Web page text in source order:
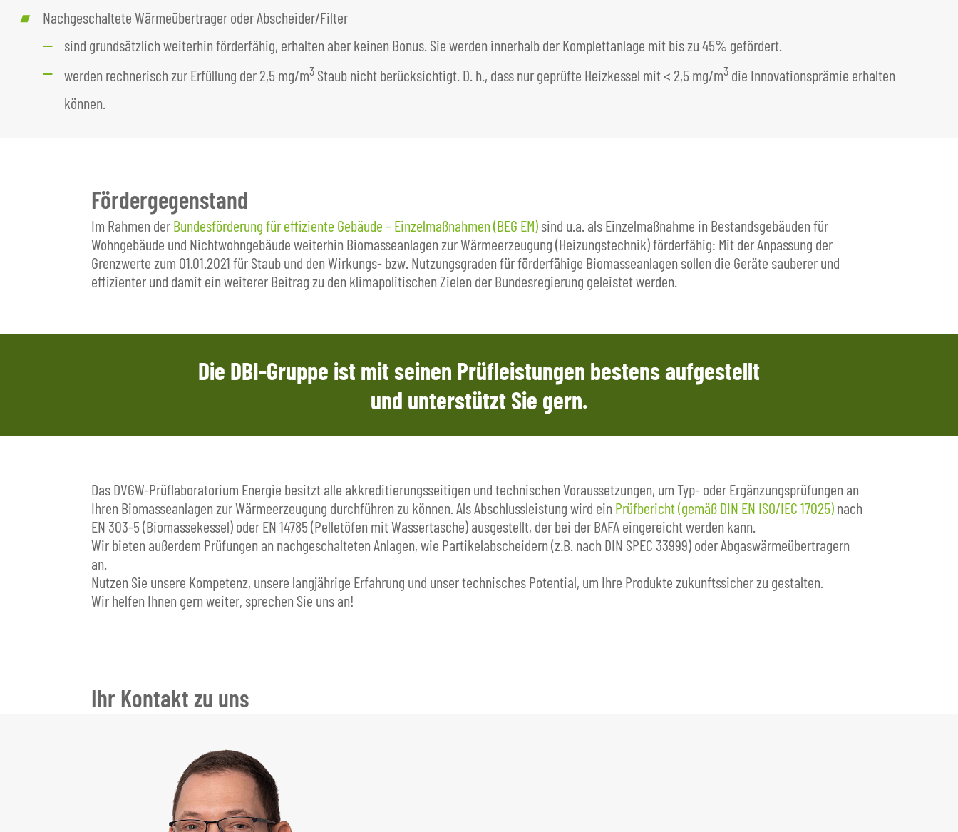
Nachgeschaltete Wärmeübertrager oder Abscheider/Filter
sind grundsätzlich weiterhin förderfähig, erhalten aber keinen Bonus. Sie werden innerhalb der Komplettanlage mit bis zu 45% gefördert.
werden rechnerisch zur Erfüllung der 2,5 mg/m3 Staub nicht berücksichtigt. D. h., dass nur geprüfte Heizkessel mit < 2,5 mg/m3 die Innovationsprämie erhalten
können.
Fördergegenstand
Im Rahmen derBundesförderung für effiziente Gebäude – Einzelmaßnahmen (BEG EM)sind u.a. als Einzelmaßnahme in Bestandsgebäuden für
Wohngebäude und Nichtwohngebäude weiterhin Biomasseanlagen zur Wärmeerzeugung (Heizungstechnik) förderfähig: Mit der Anpassung der
Grenzwerte zum 01.01.2021 für Staub und den Wirkungs- bzw. Nutzungsgraden für förderfähige Biomasseanlagen sollen die Geräte sauberer und
effizienter und damit ein weiterer Beitrag zu den klimapolitischen Zielen der Bundesregierung geleistet werden.
Die DBI-Gruppe ist mit seinen Prüfleistungen bestens aufgestellt
und unterstützt Sie gern.
Das DVGW-Prüflaboratorium Energie besitzt alle akkreditierungsseitigen und technischen Voraussetzungen, um Typ- oder Ergänzungsprüfungen an
Ihren Biomasseanlagen zur Wärmeerzeugung durchführen zu können. Als Abschlussleistung wird ein Prüfbericht (gemäß DIN EN ISO/IEC 17025)nach
EN 303-5 (Biomassekessel) oder EN 14785 (Pelletöfen mit Wassertasche) ausgestellt, der bei der BAFA eingereicht werden kann.
Wir bieten außerdem Prüfungen an nachgeschalteten Anlagen, wie Partikelabscheidern (z.B. nach DIN SPEC 33999) oder Abgaswärmeübertragern
an.
Nutzen Sie unsere Kompetenz, unsere langjährige Erfahrung und unser technisches Potential, um Ihre Produkte zukunftssicher zu gestalten.
Wir helfen Ihnen gern weiter, sprechen Sie uns an!
Ihr Kontakt zu uns